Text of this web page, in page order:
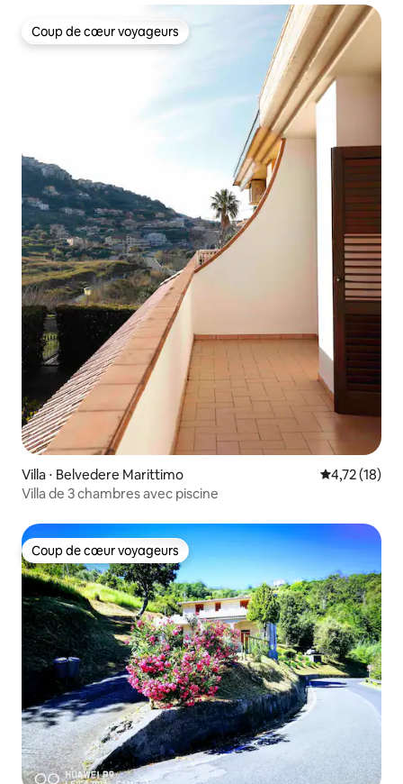
Coup de cœur voyageurs
Coup de cœur voyageurs
Villa ⋅ Belvedere Marittimo Évaluation
4,72 (18)
Villa de 3 chambres avec piscine
Coup de cœur voyageurs
Coup de cœur voyageurs